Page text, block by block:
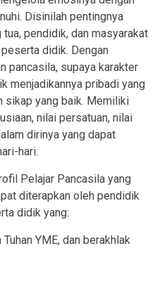
Disinilah pentingnya
pendidik, dan masyarakat
didik. Dengan
pancasila, supaya karakter
menjadikannya pribadi yang
sikap yang baik. Memiliki
nilai persatuan, nilai
dirinya yang dapat
hari.
Pelajar Pancasila yang
diterapkan oleh pendidik
didik yang:
YME, dan berakhlak